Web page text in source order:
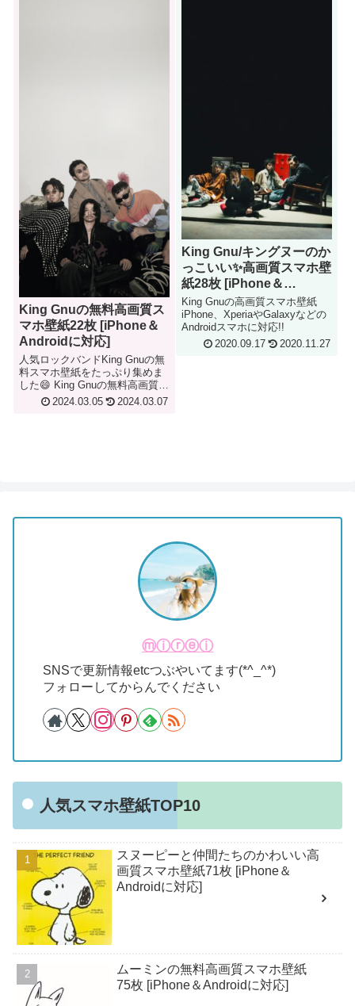
King Gnuの無料高画質ス
マホ壁紙22枚 [iPhone＆
Androidに対応]
人気ロックバンドKing Gnuの無
料スマホ壁紙をたっぷり集めま
した😄 King Gnuの無料高画質ス
マホ壁紙22枚 Yo! Check it out!
2024.03.05 2024.03.07
King Gnu/キングヌーのか
っこいい✨️高画質スマホ壁
紙28枚 [iPhone＆
Androidに対応]
King Gnuの高画質スマホ壁紙
iPhone、XperiaやGalaxyなどの
Androidスマホに対応!!
2020.09.17 2020.11.27
ⓜⓘⓡⓔⓘ
SNSで更新情報etcつぶやいてます(*^_^*)
フォローしてからんでください
人気スマホ壁紙TOP10
スヌーピーと仲間たちのかわいい高
画質スマホ壁紙71枚 [iPhone＆
Androidに対応]
ムーミンの無料高画質スマホ壁紙
75枚 [iPhone＆Androidに対応]